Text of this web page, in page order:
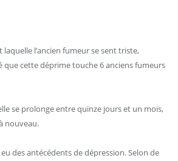
l’ancien fumeur se sent triste,
cette déprime touche 6 anciens fumeurs
se prolonge entre quinze jours et un mois,
nouveau.
des antécédents de dépression. Selon de